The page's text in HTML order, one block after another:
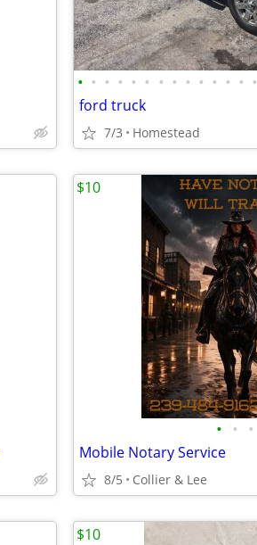
• • • • • • • • • • • • • •
ford truck
7/3 Homestead
• • •
Mobile Notary Service
8/5 Collier & Lee
$10
$10